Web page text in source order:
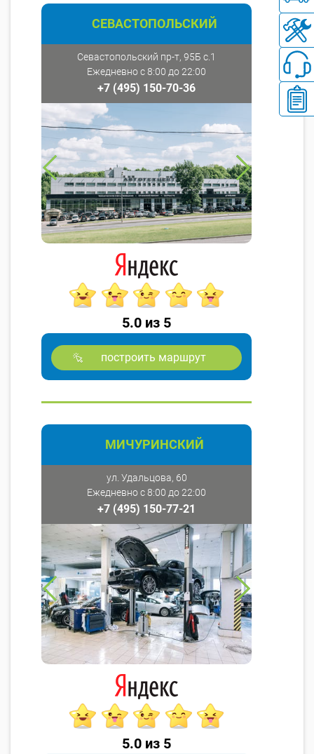
СЕВАСТОПОЛЬСКИЙ
Севастопольский пр-т, 95Б с.1
Ежедневно с 8:00 до 22:00
+7 (495) 150-70-36
5.0 из 5
построить маршрут
МИЧУРИНСКИЙ
ул. Удальцова, 60
Ежедневно с 8:00 до 22:00
+7 (495) 150-77-21
5.0 из 5